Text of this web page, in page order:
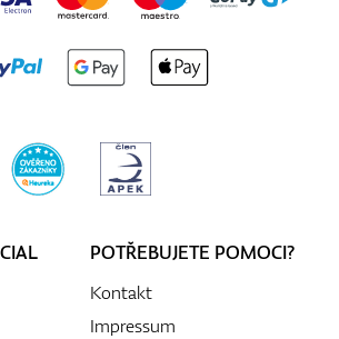
POTŘEBUJETE POMOCI?
Kontakt
Impressum